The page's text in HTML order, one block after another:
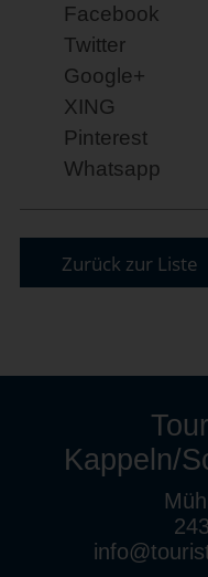
Facebook
Twitter
Google+
XING
Pinterest
Whatsapp
Zurück zur Liste
Kappeln/